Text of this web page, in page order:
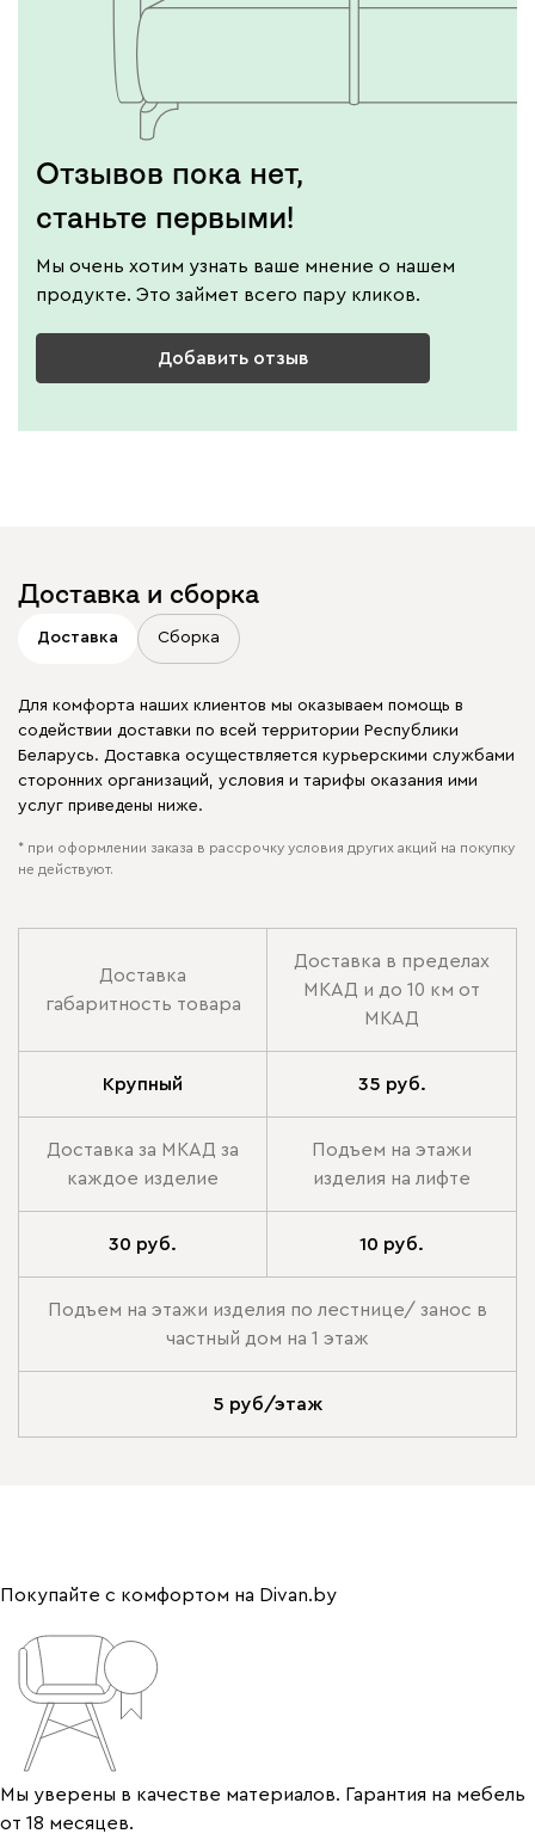
Отзывов пока нет,
станьте первыми!
Мы очень хотим узнать ваше мнение о нашем
продукте. Это займет всего пару кликов.
Добавить отзыв
Доставка и сборка
Доставка Сборка
Для комфорта наших клиентов мы оказываем помощь в
содействии доставки по всей территории Республики
Беларусь. Доставка осуществляется курьерскими службами
сторонних организаций, условия и тарифы оказания ими
услуг приведены ниже.
* при оформлении заказа в рассрочку условия других акций на покупку
не действуют.
Доставка
габаритность товара
Доставка в пределах
МКАД и до 10 км от
МКАД
Крупный 35 руб.
Доставка за МКАД за
каждое изделие
Подъем на этажи
изделия на лифте
30 руб. 10 руб.
Подъем на этажи изделия по лестнице/ занос в
частный дом на 1 этаж
5 руб/этаж
Покупайте с комфортом на Divan.by
Мы уверены в качестве материалов. Гарантия на мебель
от 18 месяцев.